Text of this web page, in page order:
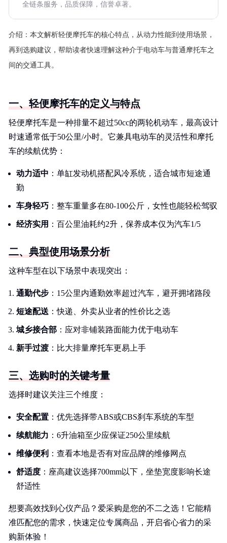
全链条服务，品质保障，信誉卓著。
介绍： 本文解析轻便摩托车的核心特点，从动力性能到使用场景，
再到选购建议，帮助读者快速理解这种介于电动车与普通摩托车之
间的交通工具。
一、轻便摩托车的定义与特点
轻便摩托车是一种排量不超过50cc的两轮机动车，最高设计
时速通常低于50公里/小时。它兼具电动车的灵活性和摩托
车的续航优势：
动力适中 ：单缸发动机搭配风冷系统，适合城市短途通
勤
车身轻巧 ：整车重量多在80-100公斤，女性也能轻松驾驭
经济实用 ：百公里油耗约2升，保养成本仅为汽车1/5
二、典型使用场景分析
这种车型在以下场景中表现突出：
通勤代步 ：15公里内通勤效率超过汽车，避开拥堵路段
短途配送 ：快递、外卖从业者的性价比之选
城乡接合部 ：应对非铺装路面能力优于电动车
新手过渡 ：比大排量摩托车更易上手
三、选购时的关键考量
选择时建议关注三个维度：
安全配置 ：优先选择带ABS或CBS刹车系统的车型
续航能力 ：6升油箱至少应保证250公里续航
维修便利 ：查看本地是否有对应品牌的维修网点
舒适度 ：座高建议选择700mm以下，坐垫宽度影响长途
舒适性
想要高效找到心仪产品？爱采购是您的不二之选！它能精
准匹配您的需求，快速定位专属商品，开启省心省力的采
购新体验！